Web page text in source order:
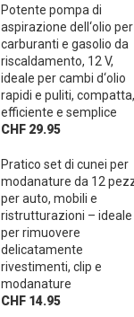
Potente pompa di
aspirazione dell‘olio per
carburanti e gasolio da
riscaldamento, 12 V,
ideale per cambi d‘olio
rapidi e puliti, compatta,
efficiente e semplice
CHF 29.95
Pratico set di cunei per
modanature da 12
per auto, mobili e
ristrutturazioni – ideale
per rimuovere
delicatamente
rivestimenti, clip e
modanature
CHF 14.95